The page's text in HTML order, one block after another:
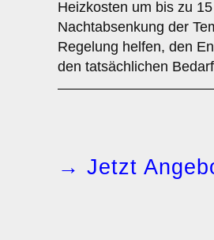
Heizkosten um bis zu
Nachtabsenkung der
Regelung helfen, den
den tatsächlichen
→ Jetzt